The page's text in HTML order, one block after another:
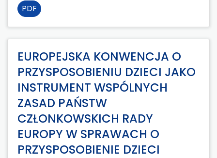
PDF
EUROPEJSKA KONWENCJA O
PRZYSPOSOBIENIU DZIECI JAKO
INSTRUMENT WSPÓLNYCH
ZASAD PAŃSTW
CZŁONKOWSKICH RADY
EUROPY W SPRAWACH O
PRZYSPOSOBIENIE DZIECI